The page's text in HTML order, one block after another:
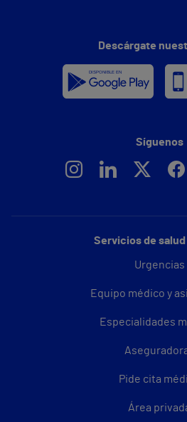
Servicios de
Urgencias
Equipo médico y
Especialidades
Pide cita
Área
Descárgate
Síguenos